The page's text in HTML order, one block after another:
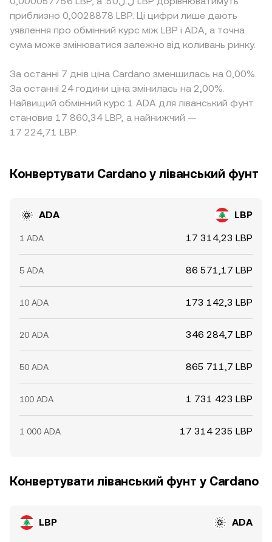
приблизно 0,0028878 LBP. Ці цифри лише дають
уявлення про обмінний курс між LBP і ADA, а точна
сума може змінюватися залежно від коливань ринку.
За останні 7 днів ціна Cardano зменшилась на 0,00%.
За останні 24 години ціна змінилась на 2,00%.
Найвищий обмінний курс 1 ADA для ліванський фунт
становив 17 860,34 LBP, а найнижчий —
17 224,71 LBP.
Конвертувати Cardano у ліванський фунт
ADA LBP
1 ADA 17 314,23 LBP
5 ADA 86 571,17 LBP
10 ADA 173 142,3 LBP
20 ADA 346 284,7 LBP
50 ADA 865 711,7 LBP
100 ADA 1 731 423 LBP
1 000 ADA 17 314 235 LBP
Конвертувати ліванський фунт у Cardano
LBP ADA